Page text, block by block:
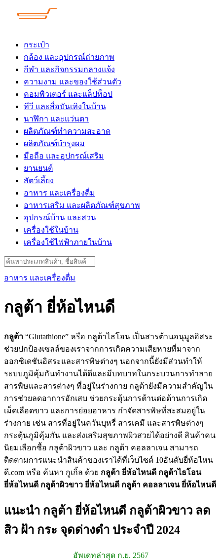
กระเป๋า
กล้อง และอุปกรณ์ถ่ายภาพ
กีฬา และกิจกรรมกลางแจ้ง
ความงาม และของใช้ส่วนตัว
คอมพิวเตอร์ และแล็ปท็อป
ทีวี และสื่อบันเทิงในบ้าน
นาฬิกา และแว่นตา
ผลิตภัณฑ์ทำความสะอาด
ผลิตภัณฑ์บำรุงผม
มือถือ และอุปกรณ์เสริม
ยานยนต์
สัตว์เลี้ยง
อาหาร และเครื่องดื่ม
อาหารเสริม และผลิตภัณฑ์สุขภาพ
อุปกรณ์บ้าน และสวน
เครื่องใช้ในบ้าน
เครื่องใช้ไฟฟ้าภายในบ้าน
Search
for:
อาหาร และเครื่องดื่ม
กลูต้า ยี่ห้อไหนดี
กลูต้า “Glutathione” หรือ กลูต้าไธโอน เป็นสารต้านอนุมูลอิสระ
ช่วยปกป้องเซลล์ของเราจากการเกิดความเสียหายที่มาจาก
ออกซิเดชันอิสระและสารพิษต่างๆ นอกจากนี้ยังมีส่วนทำให้
ระบบภูมิคุ้มกันทำงานได้ดีและมีบทบาทในกระบวนการทำลาย
สารพิษและสารต่างๆ ที่อยู่ในร่างกาย กลูต้ายังมีความสำคัญใน
การช่วยลดอาการอักเสบ ช่วยกระตุ้นการต้านต่อต้านการเกิด
เม็ดเลือดขาว และการย่อยอาหาร กำจัดสารพิษที่สะสมอยู่ใน
ร่างกาย เช่น สารที่อยู่ในควันบุหรี่ สารเคมี และสารพิษต่างๆ
กระตุ้นภูมิคุ้มกัน และส่งเสริมสุขภาพผิวสวยได้อย่างดี สินค้าคน
นิยมเลือกซื้อ กลูต้าผิวขาว และ กลูต้า คอลลาเจน สามารถ
ติดตามการแนะนำสินค้าของเราได้ที่เว็บไซต์ 10อันดับยี่ห้อไหน
ดี.com หรือ ค้นหา กูเกิ้ล ด้วย กลูต้า ยี่ห้อไหนดี กลูต้าไธโอน
ยี่ห้อไหนดี กลูต้าผิวขาว ยี่ห้อไหนดี กลูต้า คอลลาเจน ยี่ห้อไหนดี
แนะนำ กลูต้า ยี่ห้อไหนดี กลูต้าผิวขาว ลด
สิว ฝ้า กระ จุดด่างดำ ประจำปี 2024
อัพเดทล่าสุด ก.ย. 2567